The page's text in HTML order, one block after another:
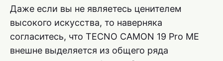
Даже если вы не являетесь ценителем
высокого искусства, то наверняка
согласитесь, что TECNO CAMON 19 Pro ME
внешне выделяется из общего ряда